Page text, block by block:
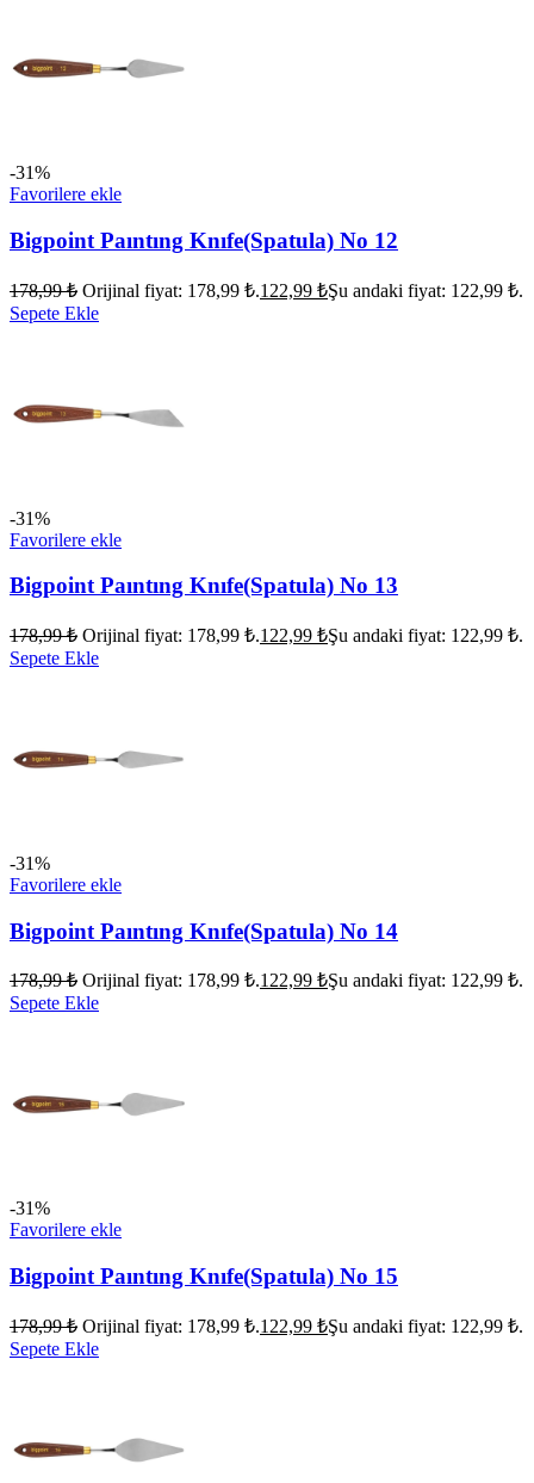
-31%
Favorilere ekle
Bigpoint Paıntıng Knıfe(Spatula) No 12
178,99₺ Orijinal fiyat: 178,99 ₺.122,99 ₺Şu andaki fiyat: 122,99 ₺.
Sepete Ekle
-31%
Favorilere ekle
Bigpoint Paıntıng Knıfe(Spatula) No 13
178,99₺ Orijinal fiyat: 178,99 ₺.122,99 ₺Şu andaki fiyat: 122,99 ₺.
Sepete Ekle
-31%
Favorilere ekle
Bigpoint Paıntıng Knıfe(Spatula) No 14
178,99₺ Orijinal fiyat: 178,99 ₺.122,99 ₺Şu andaki fiyat: 122,99 ₺.
Sepete Ekle
-31%
Favorilere ekle
Bigpoint Paıntıng Knıfe(Spatula) No 15
178,99₺ Orijinal fiyat: 178,99 ₺.122,99 ₺Şu andaki fiyat: 122,99 ₺.
Sepete Ekle